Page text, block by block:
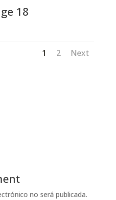
18
1 2 Next
no será publicada.